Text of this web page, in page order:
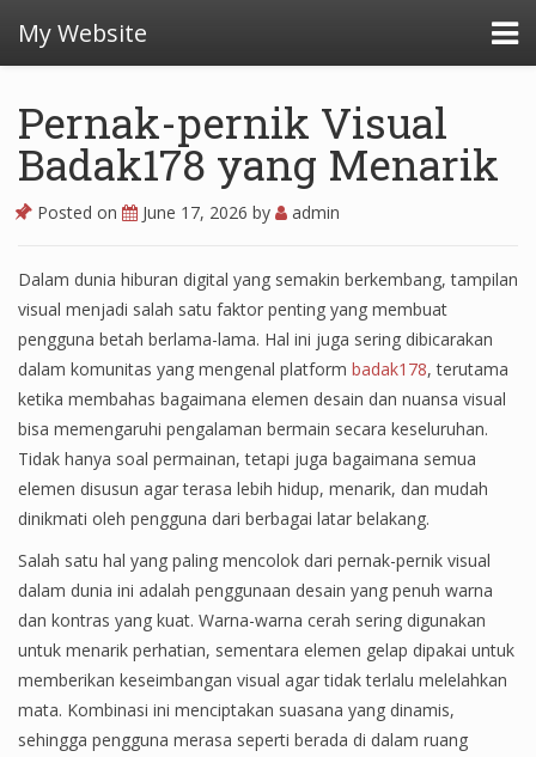
My Website
Pernak-pernik Visual
Badak178 yang Menarik
Posted on June 17, 2026 by admin
Dalam dunia hiburan digital yang semakin berkembang, tampilan
visual menjadi salah satu faktor penting yang membuat
pengguna betah berlama-lama. Hal ini juga sering dibicarakan
dalam komunitas yang mengenal platform badak178, terutama
ketika membahas bagaimana elemen desain dan nuansa visual
bisa memengaruhi pengalaman bermain secara keseluruhan.
Tidak hanya soal permainan, tetapi juga bagaimana semua
elemen disusun agar terasa lebih hidup, menarik, dan mudah
dinikmati oleh pengguna dari berbagai latar belakang.
Salah satu hal yang paling mencolok dari pernak-pernik visual
dalam dunia ini adalah penggunaan desain yang penuh warna
dan kontras yang kuat. Warna-warna cerah sering digunakan
untuk menarik perhatian, sementara elemen gelap dipakai untuk
memberikan keseimbangan visual agar tidak terlalu melelahkan
mata. Kombinasi ini menciptakan suasana yang dinamis,
sehingga pengguna merasa seperti berada di dalam ruang